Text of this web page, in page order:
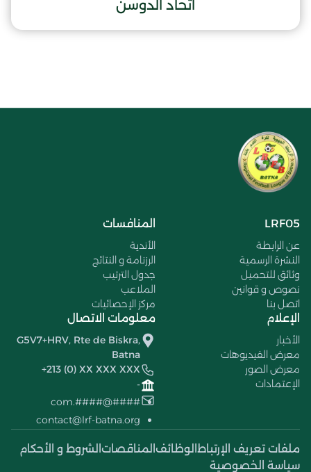
اتحاد الدوسن
LRF05
عن الرابطة
النشرة الرسمية
وثائق للتحميل
نصوص و قوانين
اتصل بنا
المنافسات
الأندية
الرزنامة و النتائج
جدول الترتيب
الملاعب
مركز الإحصائيات
الإعلام
الأخبار
معرض الفيديوهات
معرض الصور
الإعتمادات
معلومات الاتصال
G5V7+HRV, Rte de Biskra,
Batna
+213 (0) XX XXX XXX
-
####@####.com
contact@lrf-batna.org
ملفات تعريف الإرتباط الوظائف المناقصات الشروط و الأحكام
سياسة الخصوصية